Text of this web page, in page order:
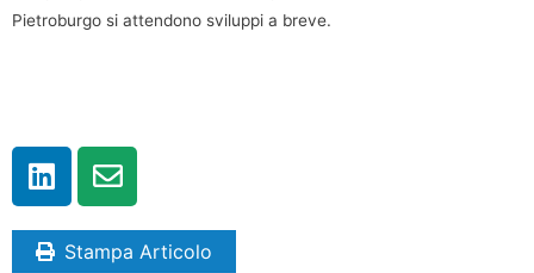
Pietroburgo si attendono sviluppi a breve.
Stampa Articolo